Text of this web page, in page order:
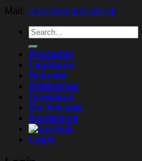
Mail: arkisafe@arkisafe.dk
Search
for:
Produkter
Løsninger
Nyheder
Referencer
Download
Om Arkisafe
Kontakt os
Login